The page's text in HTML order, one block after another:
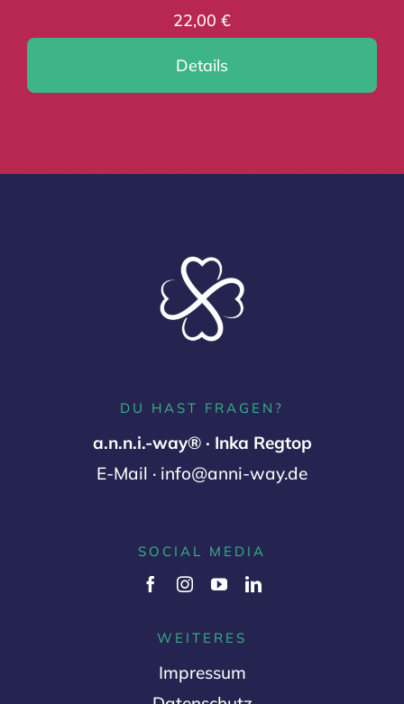
22,00 €
Details
DU HAST FRAGEN?
a.n.n.i.-way® · Inka Regtop
E-Mail · info@anni-way.de
SOCIAL MEDIA
WEITERES
Impressum